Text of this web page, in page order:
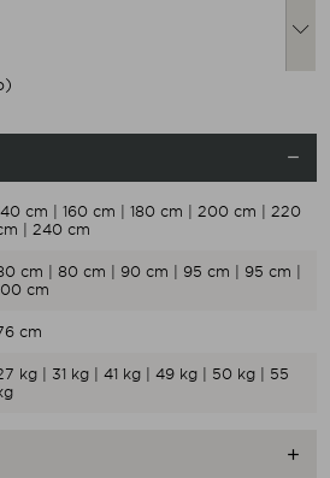

cm | 160 cm | 180 cm | 200 cm | 220
| 240 cm
cm | 80 cm | 90 cm | 95 cm | 95 cm |
cm
cm
kg | 31 kg | 41 kg | 49 kg | 50 kg | 55
